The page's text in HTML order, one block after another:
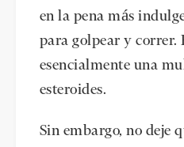
en la pena más
para golpear y correr.
esencialmente una
esteroides.
Sin embargo, no deje